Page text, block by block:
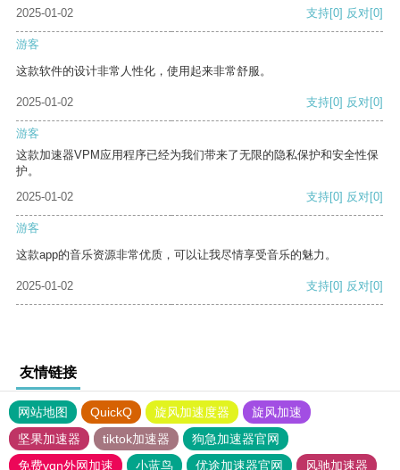
2025-01-02
支持[0] 反对[0]
游客
这款软件的设计非常人性化，使用起来非常舒服。
2025-01-02 支持[0] 反对[0]
游客
这款加速器VPM应用程序已经为我们带来了无限的隐私保护和安全性保
护。
2025-01-02
支持[0] 反对[0]
游客
这款app的音乐资源非常优质，可以让我尽情享受音乐的魅力。
2025-01-02 支持[0] 反对[0]
友情链接
网站地图 QuickQ 旋风加速度器
旋风加速
坚果加速器
tiktok加速器
狗急加速器官网
免费vqn外网加速
小蓝鸟 优途加速器官网
风驰加速器